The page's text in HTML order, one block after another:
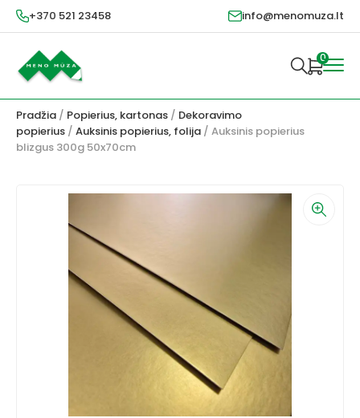
+370 521 23458 info@menomuza.lt
0
Pradžia / Popierius, kartonas / Dekoravimo
popierius / Auksinis popierius, folija / Auksinis popierius
blizgus 300g 50x70cm